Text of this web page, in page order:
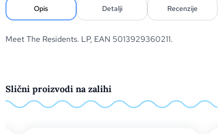
Opis Detalji Recenzije
Meet The Residents. LP, EAN 5013929360211.
Slični proizvodi na zalihi